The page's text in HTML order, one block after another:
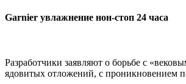
Garnier увлажнение нон-стоп 24 часа
Разработчики заявляют о борьбе с
ядовитых отложений, с проникновением